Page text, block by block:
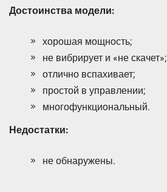
Достоинства модели:
хорошая мощность;
не вибрирует и «не скачет»;
отлично вспахивает;
простой в управлении;
многофункциональный.
Недостатки:
не обнаружены.